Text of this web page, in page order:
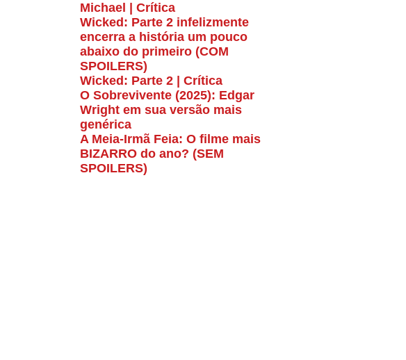
Michael | Crítica
Wicked: Parte 2 infelizmente
encerra a história um pouco
abaixo do primeiro (COM
SPOILERS)
Wicked: Parte 2 | Crítica
O Sobrevivente (2025): Edgar
Wright em sua versão mais
genérica
A Meia-Irmã Feia: O filme mais
BIZARRO do ano? (SEM
SPOILERS)